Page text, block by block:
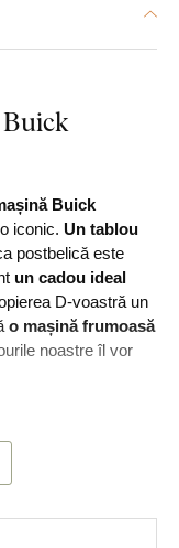
Buick
iconic. Un tablou
postbelică este
un cadou ideal
D-voastră un
o mașină frumoasă
noastre îl vor